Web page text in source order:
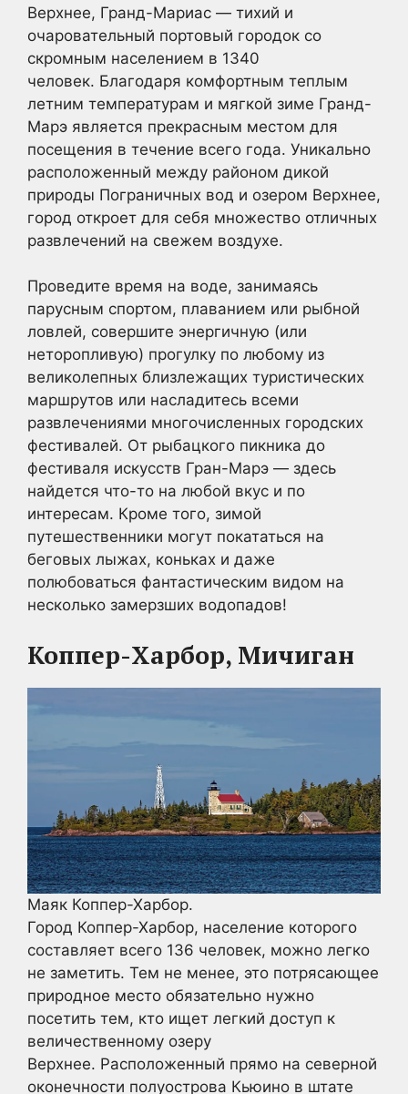
Верхнее, Гранд-Мариас — тихий и
очаровательный портовый городок со
скромным населением в 1340
человек. Благодаря комфортным теплым
летним температурам и мягкой зиме Гранд-
Марэ является прекрасным местом для
посещения в течение всего года. Уникально
расположенный между районом дикой
природы Пограничных вод и озером Верхнее,
город откроет для себя множество отличных
развлечений на свежем воздухе.
Проведите время на воде, занимаясь
парусным спортом, плаванием или рыбной
ловлей, совершите энергичную (или
неторопливую) прогулку по любому из
великолепных близлежащих туристических
маршрутов или насладитесь всеми
развлечениями многочисленных городских
фестивалей. От рыбацкого пикника до
фестиваля искусств Гран-Марэ — здесь
найдется что-то на любой вкус и по
интересам. Кроме того, зимой
путешественники могут покататься на
беговых лыжах, коньках и даже
полюбоваться фантастическим видом на
несколько замерзших водопадов!
Коппер-Харбор, Мичиган
Маяк Коппер-Харбор.
Город Коппер-Харбор, население которого
составляет всего 136 человек, можно легко
не заметить. Тем не менее, это потрясающее
природное место обязательно нужно
посетить тем, кто ищет легкий доступ к
величественному озеру
Верхнее. Расположенный прямо на северной
оконечности полуострова Кьюино в штате